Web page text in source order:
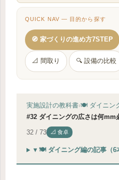
QUICK NAV — 目的から探す
🧭 家づくりの進め方7STEP
📐 間取り 🔍 設備の比較
実施設計の教科書›🍽 ダイニン
#32 ダイニングの広さは何mm
32 / 73 📐 食卓
▾ 🍽 ダイニング編の記事（6